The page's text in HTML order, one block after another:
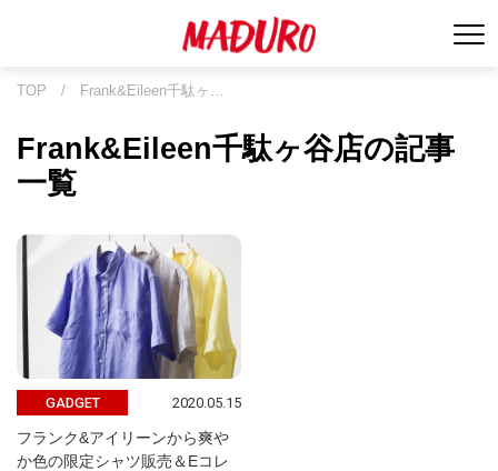
TOP / Frank&Eileen千駄ヶ…
Frank&Eileen千駄ヶ谷店の記事
一覧
GADGET 2020.05.15
フランク&アイリーンから爽や
か色の限定シャツ販売＆Eコレ